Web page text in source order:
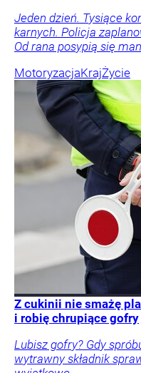
Jeden dzień. Tysiące
karnych. Policja
Od rana posypią się
MotoryzacjaKrajŻycie
Z cukinii nie smażę
i robię chrupiące gofry
Lubisz gofry? Gdy
wytrawny składnik